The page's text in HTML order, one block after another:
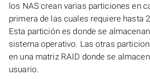
los NAS crean varias particiones en
primera de las cuales requiere hasta
Esta partición es donde se
sistema operativo. Las otras
en una matriz RAID donde se
usuario.